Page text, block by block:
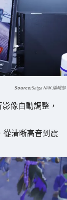
Saiga NAK 編輯部
像自動調整，
清晰高音到震